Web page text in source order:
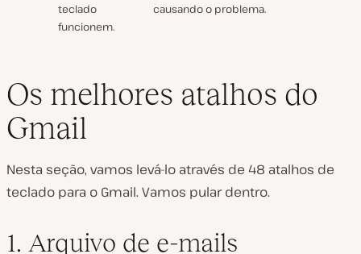
teclado
funcionem.
causando o problema.
Os melhores atalhos do
Gmail
Nesta seção, vamos levá-lo através de 48 atalhos de
teclado para o Gmail. Vamos pular dentro.
1. Arquivo de e-mails